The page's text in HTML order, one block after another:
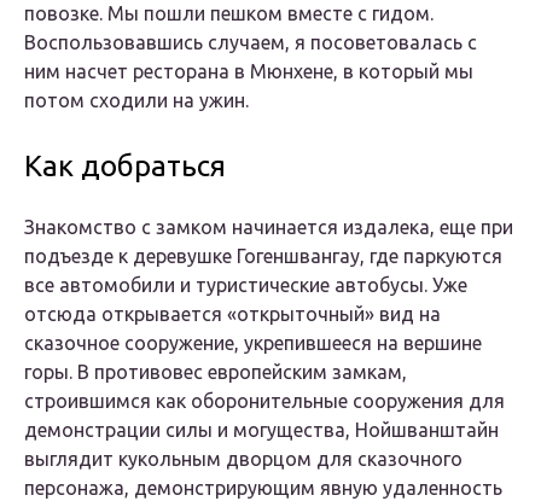
повозке. Мы пошли пешком вместе с гидом.
Воспользовавшись случаем, я посоветовалась с
ним насчет ресторана в Мюнхене, в который мы
потом сходили на ужин.
Как добраться
Знакомство с замком начинается издалека, еще при
подъезде к деревушке Гогеншвангау, где паркуются
все автомобили и туристические автобусы. Уже
отсюда открывается «открыточный» вид на
сказочное сооружение, укрепившееся на вершине
горы. В противовес европейским замкам,
строившимся как оборонительные сооружения для
демонстрации силы и могущества, Нойшванштайн
выглядит кукольным дворцом для сказочного
персонажа, демонстрирующим явную удаленность